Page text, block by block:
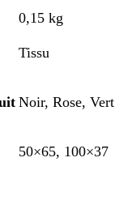
0,15 kg
Tissu
Noir, Rose, Vert
50×65, 100×37